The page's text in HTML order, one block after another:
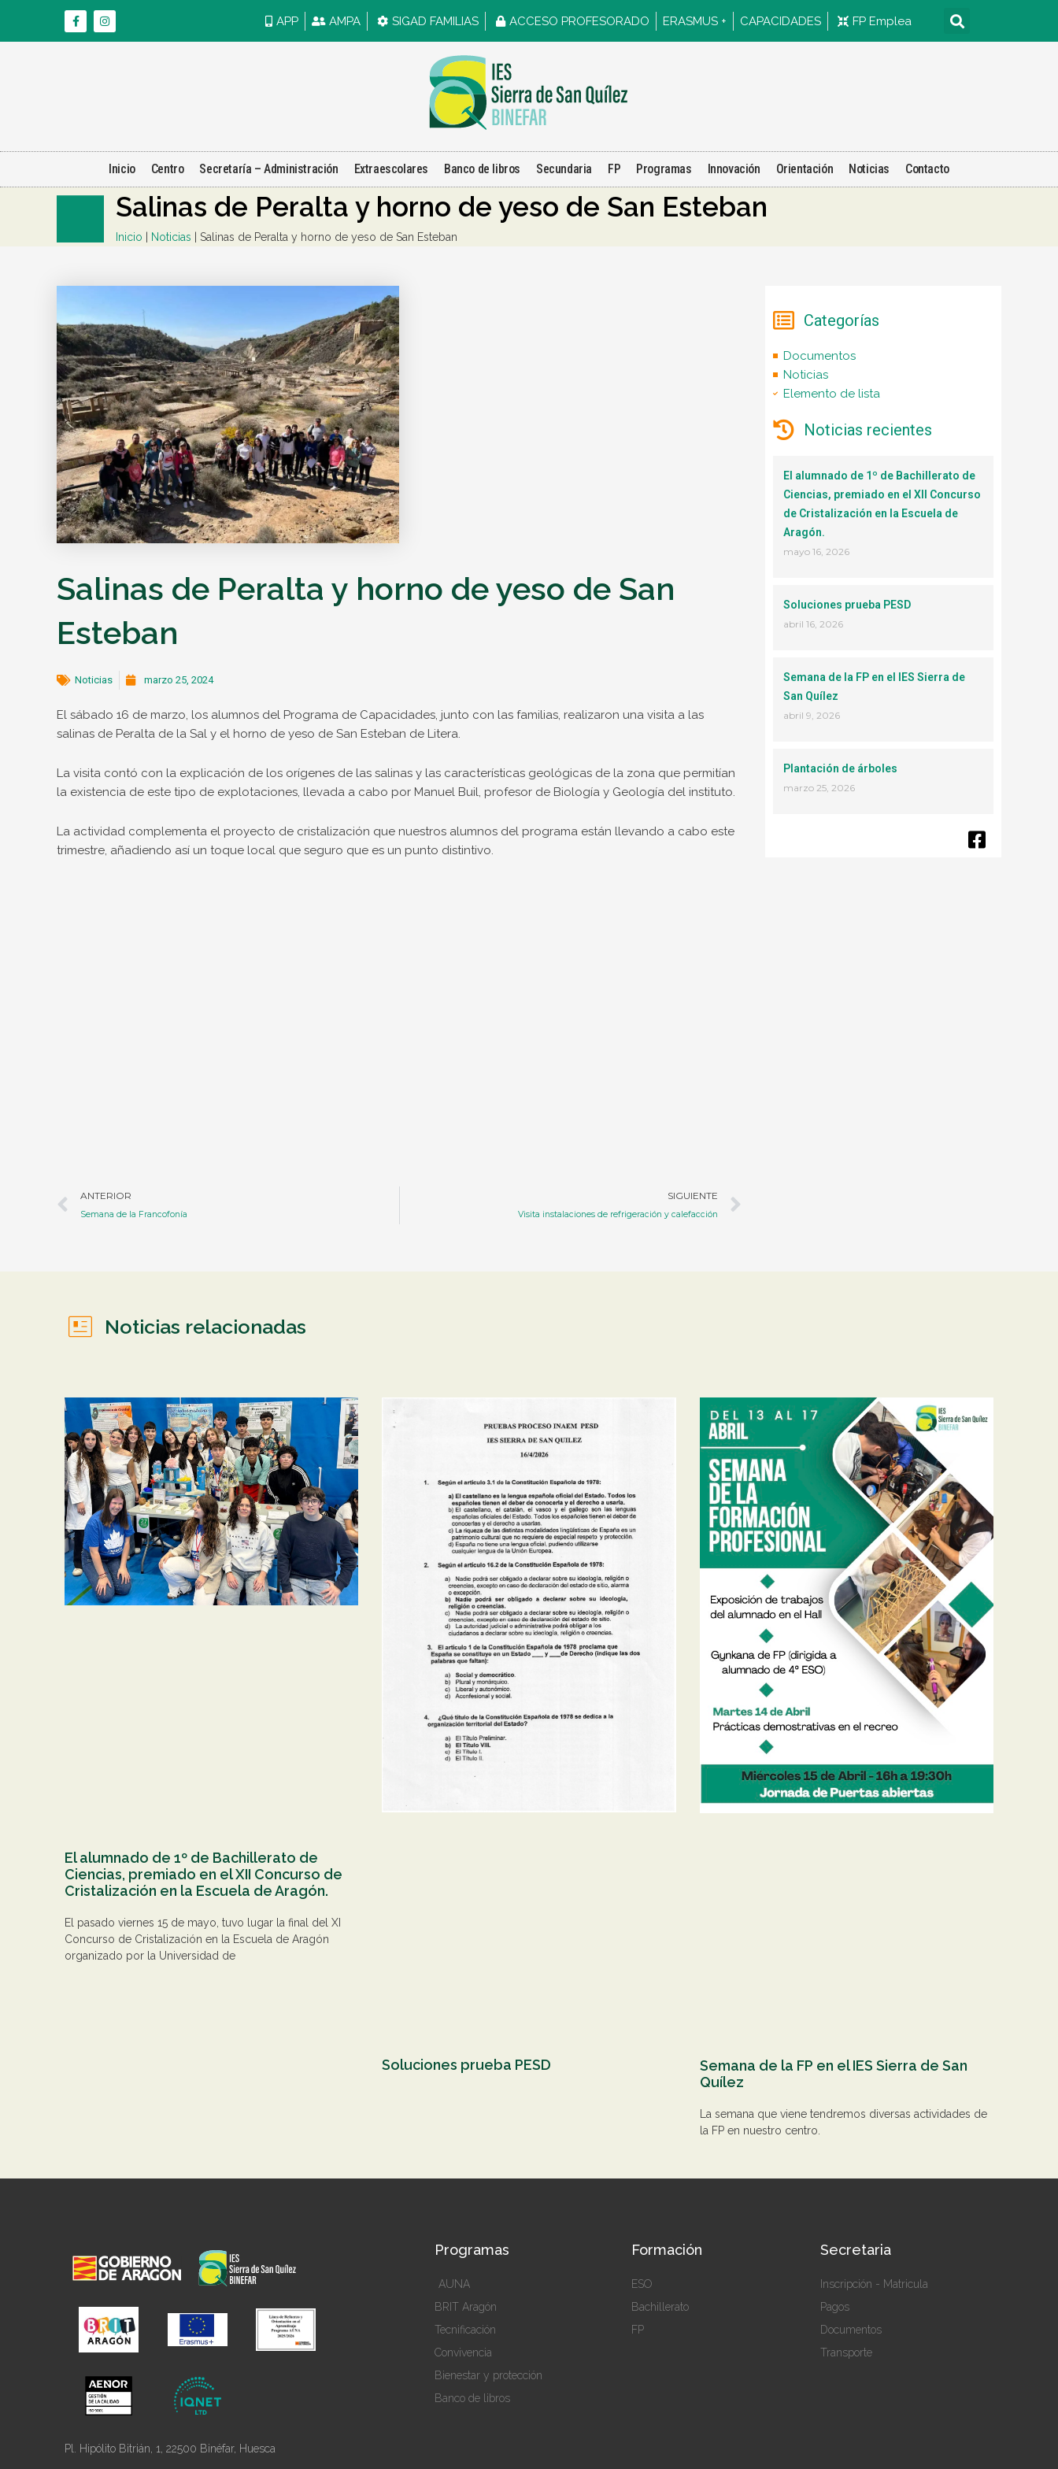
contenido
F
a
c
I
n
s
APP AMPA SIGAD FAMILIAS ACCESO PROFESORADO ERASMUS + CAPACIDADES FP Emplea
Inicio Centro Secretaría – Administración Extraescolares Banco de libros Secundaria FP Programas Innovación Orientación Noticias Contacto
Salinas de Peralta y horno de yeso de San Esteban
Inicio Noticias Salinas de Peralta y horno de yeso de San Esteban
Salinas de Peralta y horno de yeso de San
Esteban
Noticias marzo 25, 2024
El sábado 16 de marzo, los alumnos del Programa de Capacidades, junto con las familias, realizaron una visita a las
salinas de Peralta de la Sal y el horno de yeso de San Esteban de Litera.
La visita contó con la explicación de los orígenes de las salinas y las características geológicas de la zona que permitían
la existencia de este tipo de explotaciones, llevada a cabo por Manuel Buil, profesor de Biología y Geología del instituto.
La actividad complementa el proyecto de cristalización que nuestros alumnos del programa están llevando a cabo este
trimestre, añadiendo así un toque local que seguro que es un punto distintivo.
ANTERIOR
Semana de la Francofonía
SIGUIENTE
Visita instalaciones de refrigeración y calefacción
Categorías
Documentos
Noticias
Elemento de lista
Noticias recientes
El alumnado de 1º de Bachillerato de
Ciencias, premiado en el XII Concurso
de Cristalización en la Escuela de
Aragón.
mayo 16, 2026
Soluciones prueba PESD
abril 16, 2026
Semana de la FP en el IES Sierra de
San Quílez
abril 9, 2026
Plantación de árboles
marzo 25, 2026
Noticias relacionadas
El alumnado de 1º de Bachillerato de
Ciencias, premiado en el XII Concurso de
Cristalización en la Escuela de Aragón.
El pasado viernes 15 de mayo, tuvo lugar la final del XI
Concurso de Cristalización en la Escuela de Aragón
organizado por la Universidad de
Soluciones prueba PESD
Semana de la FP en el IES Sierra de San
Quílez
La semana que viene tendremos diversas actividades de
la FP en nuestro centro.
Pl. Hipólito Bitrián, 1, 22500 Binéfar, Huesca
Programas
AUNA
BRIT Aragón
Tecnificación
Convivencia
Bienestar y protección
Banco de libros
Formación
ESO
Bachillerato
FP
Secretaria
Inscripción - Matricula
Pagos
Documentos
Transporte